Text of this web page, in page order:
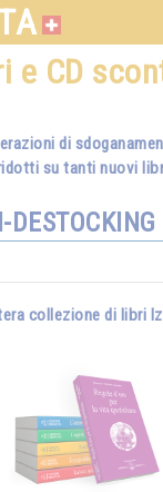
e CD
di
su tanti nuovi
DESTOCKING
collezione di libri